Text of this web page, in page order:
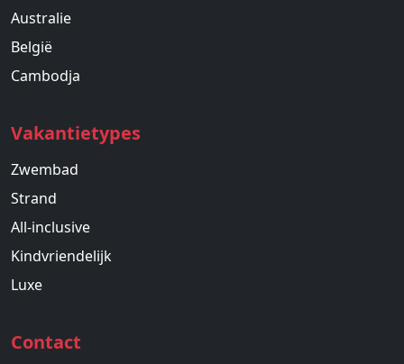
Australie
België
Cambodja
Vakantietypes
Zwembad
Strand
All-inclusive
Kindvriendelijk
Luxe
Contact